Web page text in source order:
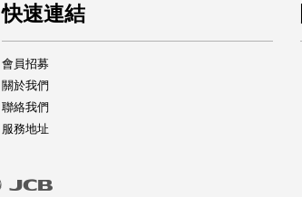
快速連結
會員招募
關於我們
聯絡我們
服務地址
Master